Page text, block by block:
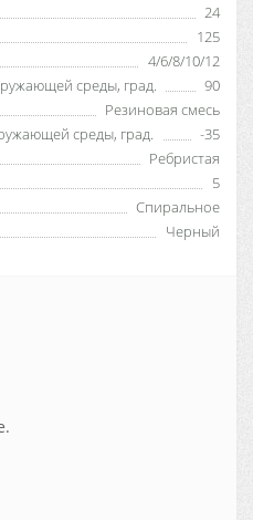
24
125
4/6/8/10/12
среды, град.
90
Резиновая смесь
среды, град.
-35
Ребристая
5
Спиральное
Черный